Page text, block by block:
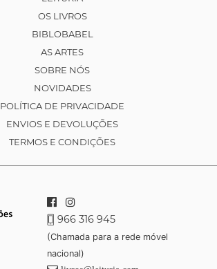
OS LIVROS
BIBLOBABEL
AS ARTES
SOBRE NÓS
NOVIDADES
POLÍTICA DE PRIVACIDADE
ENVIOS E DEVOLUÇÕES
TERMOS E CONDIÇÕES
966 316 945
(Chamada para a rede móvel
nacional)